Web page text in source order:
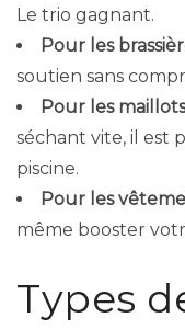
Le trio gagnant.
Pour les
soutien sans
Pour les
séchant vite, il est
piscine.
Pour les
même booster
Types